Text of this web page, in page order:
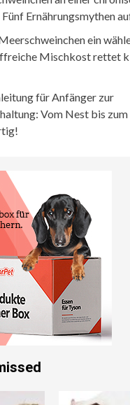
Ernährungsmythen
ein
Mischkost rettet
für Anfänger zur
Vom Nest bis